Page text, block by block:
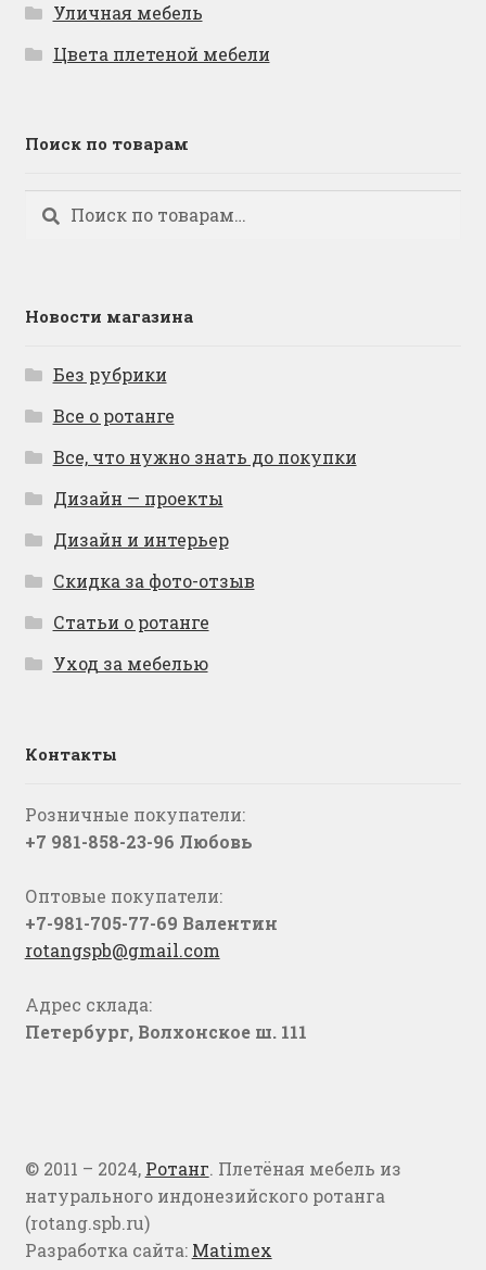
Уличная мебель
Цвета плетеной мебели
Поиск по товарам
Искать:
Поиск
Новости магазина
Без рубрики
Все о ротанге
Все, что нужно знать до покупки
Дизайн — проекты
Дизайн и интерьер
Скидка за фото-отзыв
Статьи о ротанге
Уход за мебелью
Контакты
Розничные покупатели:
+7 981-858-23-96 Любовь
Оптовые покупатели:
+7-981-705-77-69 Валентин
rotangspb@gmail.com
Адрес склада:
Петербург, Волхонское ш. 111
© 2011 – 2024, Ротанг. Плетёная мебель из
натурального индонезийского ротанга
(rotang.spb.ru)
Разработка сайта: Matimex